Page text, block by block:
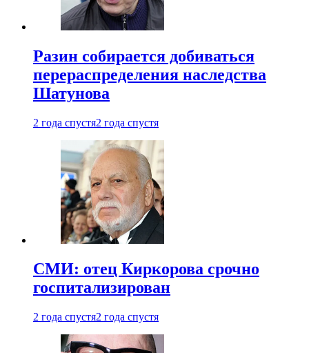
Разин собирается добиваться
перераспределения наследства
Шатунова
2 года спустя2 года спустя
СМИ: отец Киркорова срочно
госпитализирован
2 года спустя2 года спустя